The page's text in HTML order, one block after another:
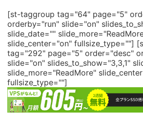
[st-taggroup tag="64" page="5"
orderby="run" slide="on"
slide_date=""
slide_center="on" fullsize_type=""]
tag="292" page="5" order="desc"
slide="on" slides_to_show="3,3,1"
slide_more="ReadMore"
fullsize_type=""]